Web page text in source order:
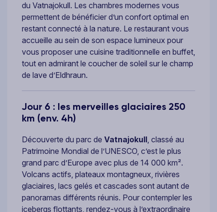
du Vatnajokull. Les chambres modernes vous
permettent de bénéficier d’un confort optimal en
restant connecté à la nature. Le restaurant vous
accueille au sein de son espace lumineux pour
vous proposer une cuisine traditionnelle en buffet,
tout en admirant le coucher de soleil sur le champ
de lave d’Eldhraun.
Jour 6 : les merveilles glaciaires 250
km (env. 4h)
Découverte du parc de Vatnajokull, classé au
Patrimoine Mondial de l’UNESCO, c’est le plus
grand parc d’Europe avec plus de 14 000 km².
Volcans actifs, plateaux montagneux, rivières
glaciaires, lacs gelés et cascades sont autant de
panoramas différents réunis. Pour contempler les
icebergs flottants, rendez-vous à l’extraordinaire